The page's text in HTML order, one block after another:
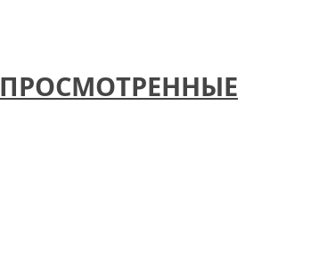
ПРОСМОТРЕННЫЕ